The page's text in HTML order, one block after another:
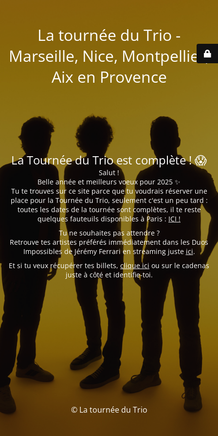
La tournée du Trio -
Marseille, Nice, Montpellier,
Aix en Provence
La Tournée du Trio est complète ! 😱
Salut !
Belle année et meilleurs voeux pour 2025 ✨
Tu te trouves sur ce site parce que tu voudrais réserver une
place pour la Tournée du Trio, seulement c'est un peu tard :
toutes les dates de la tournée sont complètes, il te reste
quelques fauteuils disponibles à Paris : ICI !
Tu ne souhaites pas attendre ?
Retrouve tes artistes préférés immédiatement dans les Duos
Impossibles de Jérémy Ferrari en streaming juste ici.
Et si tu veux récupérer tes billets, clique ici ou sur le cadenas
juste à côté et identifie-toi.
© La tournée du Trio